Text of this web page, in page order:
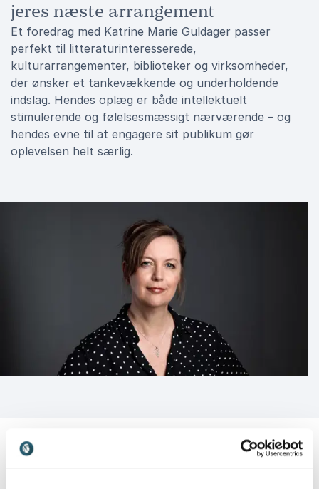
jeres næste arrangement
Et foredrag med Katrine Marie Guldager passer
perfekt til litteraturinteresserede,
kulturarrangementer, biblioteker og virksomheder,
der ønsker et tankevækkende og underholdende
indslag. Hendes oplæg er både intellektuelt
stimulerende og følelsesmæssigt nærværende – og
hendes evne til at engagere sit publikum gør
oplevelsen helt særlig.